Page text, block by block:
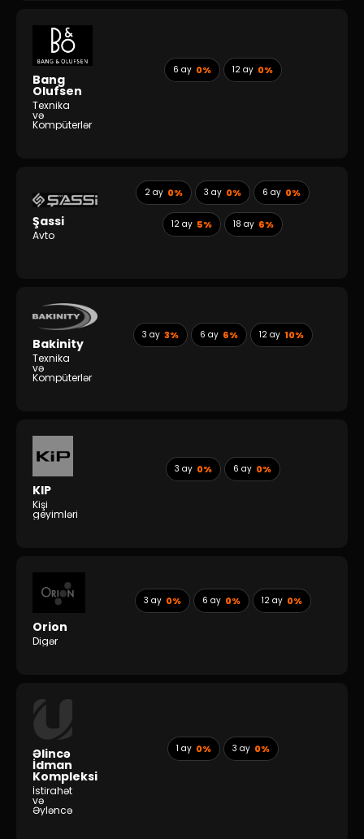
Bang
Olufsen
Texnika
və
Kompüterlər
6 ay 0% 12 ay 0%
Şassi
Avto
2 ay 0% 3 ay 0% 6 ay 0%
12 ay 5% 18 ay 6%
Bakinity
Texnika
və
Kompüterlər
3 ay 3% 6 ay 6% 12 ay 10%
KIP
Kişi
geyimləri
3 ay 0% 6 ay 0%
Orion
Digər
3 ay 0% 6 ay 0% 12 ay 0%
Əlincə
İdman
Kompleksi
İstirahət
və
Əyləncə
1 ay 0% 3 ay 0%